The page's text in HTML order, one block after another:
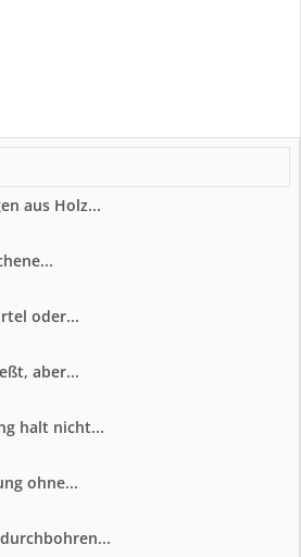
aus Holz...
oder...
aber...
halt nicht...
ohne...